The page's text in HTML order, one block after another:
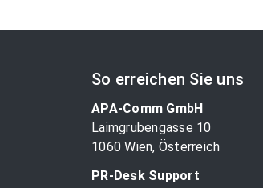
So erreichen Sie uns
APA-Comm GmbH
Laimgrubengasse 10
1060 Wien, Österreich
PR-Desk Support